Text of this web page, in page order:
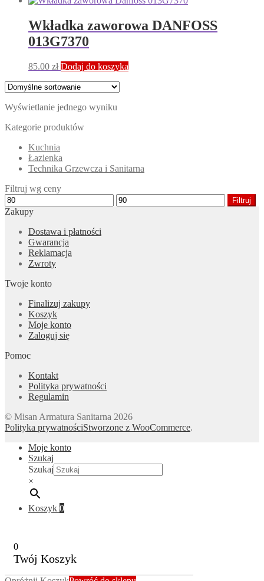
Wkładka zaworowa DANFOSS
013G7370
85.00 zł Dodaj do koszyka
Wyświetlanie jednego wyniku
Kategorie produktów
Kuchnia
Łazienka
Technika Grzewcza i Sanitarna
Filtruj wg ceny
Cena
min
Cena
max
Filtruj
Zakupy
Dostawa i płatności
Gwarancja
Reklamacja
Zwroty
Twoje konto
Finalizuj zakupy
Koszyk
Moje konto
Zaloguj się
Pomoc
Kontakt
Polityka prywatności
Regulamin
© Misan Armatura Sanitarna 2026
Polityka prywatnościStworzone z WooCommerce.
Moje konto
Szukaj
Szukaj
×
Koszyk 0
0
Twój Koszyk